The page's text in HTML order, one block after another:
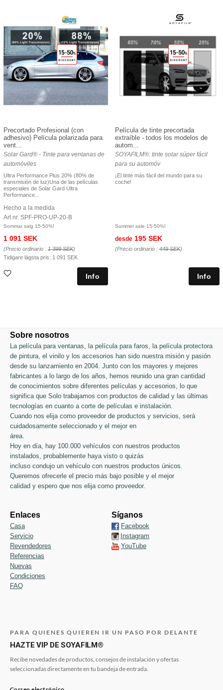
Precortado Profesional (con
adhesivo) Película polarizada para
vent...
Solar Gard® - Tinte para ventanas de
automóviles
Ultra Performance Plus 20% (80% de
transmisión de luz)Una de las películas
especiales de Solar Gard Ultra
Performance...
Hecho a la medida
Art nr. SPF-PRO-UP-20-B
Sommar salg 15-50%!
1 091 SEK
(Precio ordinario : 1 399 SEK)
Tidigare lägsta pris: 1 091 SEK
Película de tinte precortada
extraíble - todos los modelos de
autom...
SOYAFILM®: tinte solar súper fácil
para su automóv
¡El tinte más fácil del mundo para su
coche!
Summer sale 15-50%!
desde 195 SEK
(Precio ordinario : 449 SEK)
Sobre nosotros
La película para ventanas, la película para faros, la película protectora
de pintura, el vinilo y los accesorios han sido nuestra misión y pasión
desde su lanzamiento en 2004. Junto con los mayores y mejores
fabricantes a lo largo de los años, hemos reunido una gran cantidad
de conocimientos sobre diferentes películas y accesorios, lo que
significa que Solo trabajamos con productos de calidad y las últimas
tecnologías en cuanto a corte de películas e instalación.
Cuando nos elija como proveedor de productos y servicios, será
cuidadosamente seleccionado y el mejor en
área.
Hoy en día, hay 100.000 vehículos con nuestros productos
instalados, probablemente haya visto o quizás
incluso condujo un vehículo con nuestros productos únicos.
Queremos ofrecerle el precio más bajo posible y el mejor
calidad y espero que nos elija como proveedor.
Enlaces
Casa
Servicio
Revendedores
Referencias
Nuevas
Condiciones
FAQ
Síganos
Facebook
Instagram
YouTube
PARA QUIENES QUIEREN IR UN PASO POR DELANTE
HAZTE VIP DE SOYAFILM®
Recibe novedades de productos, consejos de instalación y ofertas
seleccionadas directamente en tu bandeja de entrada.